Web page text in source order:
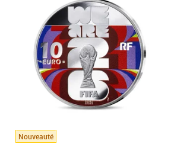
Nouveauté